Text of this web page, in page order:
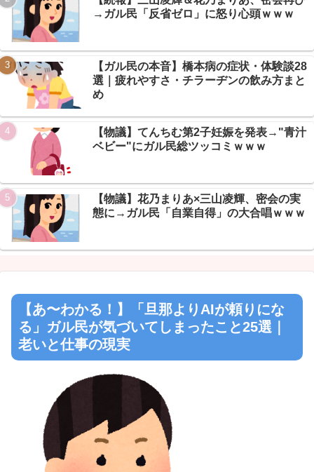
れただの金持ち理論」と反論ｗｗｗ
【続報】ホロライブ『ホロドリ』、まさかのセルラン1位に返り
咲き→なんG民「覇権やん」ｗｗｗ
Powered by livedoor 相互RSS
→ガル民「反省ゼロ」に怒り心頭ｗｗｗ
【ガル民の本音】橋本病の症状・体験談28
選｜疲れやすさ・チラーヂンの飲み方まと
め
【物議】てんちむ第2子妊娠を発表→"青汁
ベビー"にガル民総ツッコミｗｗｗ
【物議】花乃まりあ×三山凌輝、密会の実
態に→ガル民「自業自得」の大合唱ｗｗｗ
【あ〜わかる！】「旦那よりAIが頼りにな
る」ガル民が気づいてしまったこと25選｜
老いと仕事の現実